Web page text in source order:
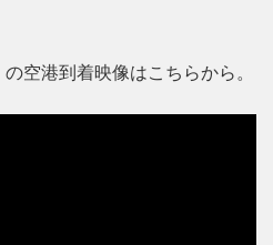
空港到着映像はこちらから。